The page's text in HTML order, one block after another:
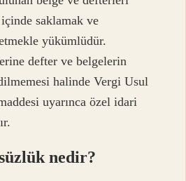
içinde saklamak ve
yükümlüdür.
defter ve belgelerin
halinde Vergi Usul
uyarınca özel idari
nedir?